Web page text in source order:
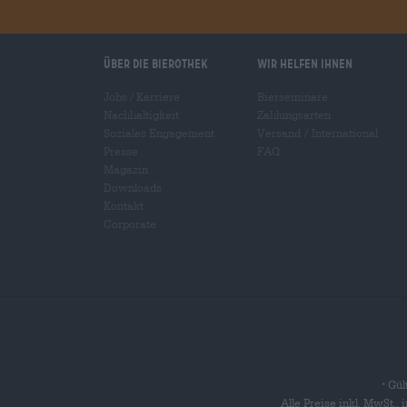
Über die Bierothek Wir helfen Ihnen
*
Alle Preise inkl. MwSt.,